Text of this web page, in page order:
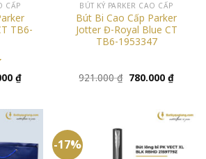
CẤP
TB6-
₫Giá
hiện
780.000 ₫.
BÚT KÝ PARKER CAO CẤP
Bút Bi Cao Cấp Parker
Jotter Đ-Royal Blue CT
TB6-1953347
921.000₫ Giá
gốc
780.000 ₫Giá
hiện
-17%